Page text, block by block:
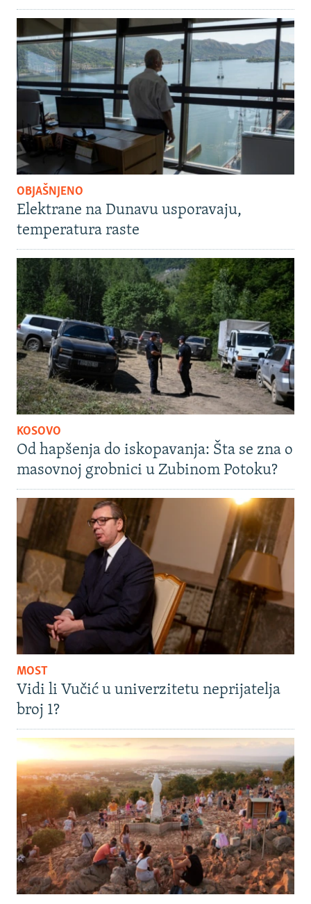
OBJAŠNJENO
Elektrane na Dunavu usporavaju,
temperatura raste
KOSOVO
Od hapšenja do iskopavanja: Šta se zna o
masovnoj grobnici u Zubinom Potoku?
MOST
Vidi li Vučić u univerzitetu neprijatelja
broj 1?